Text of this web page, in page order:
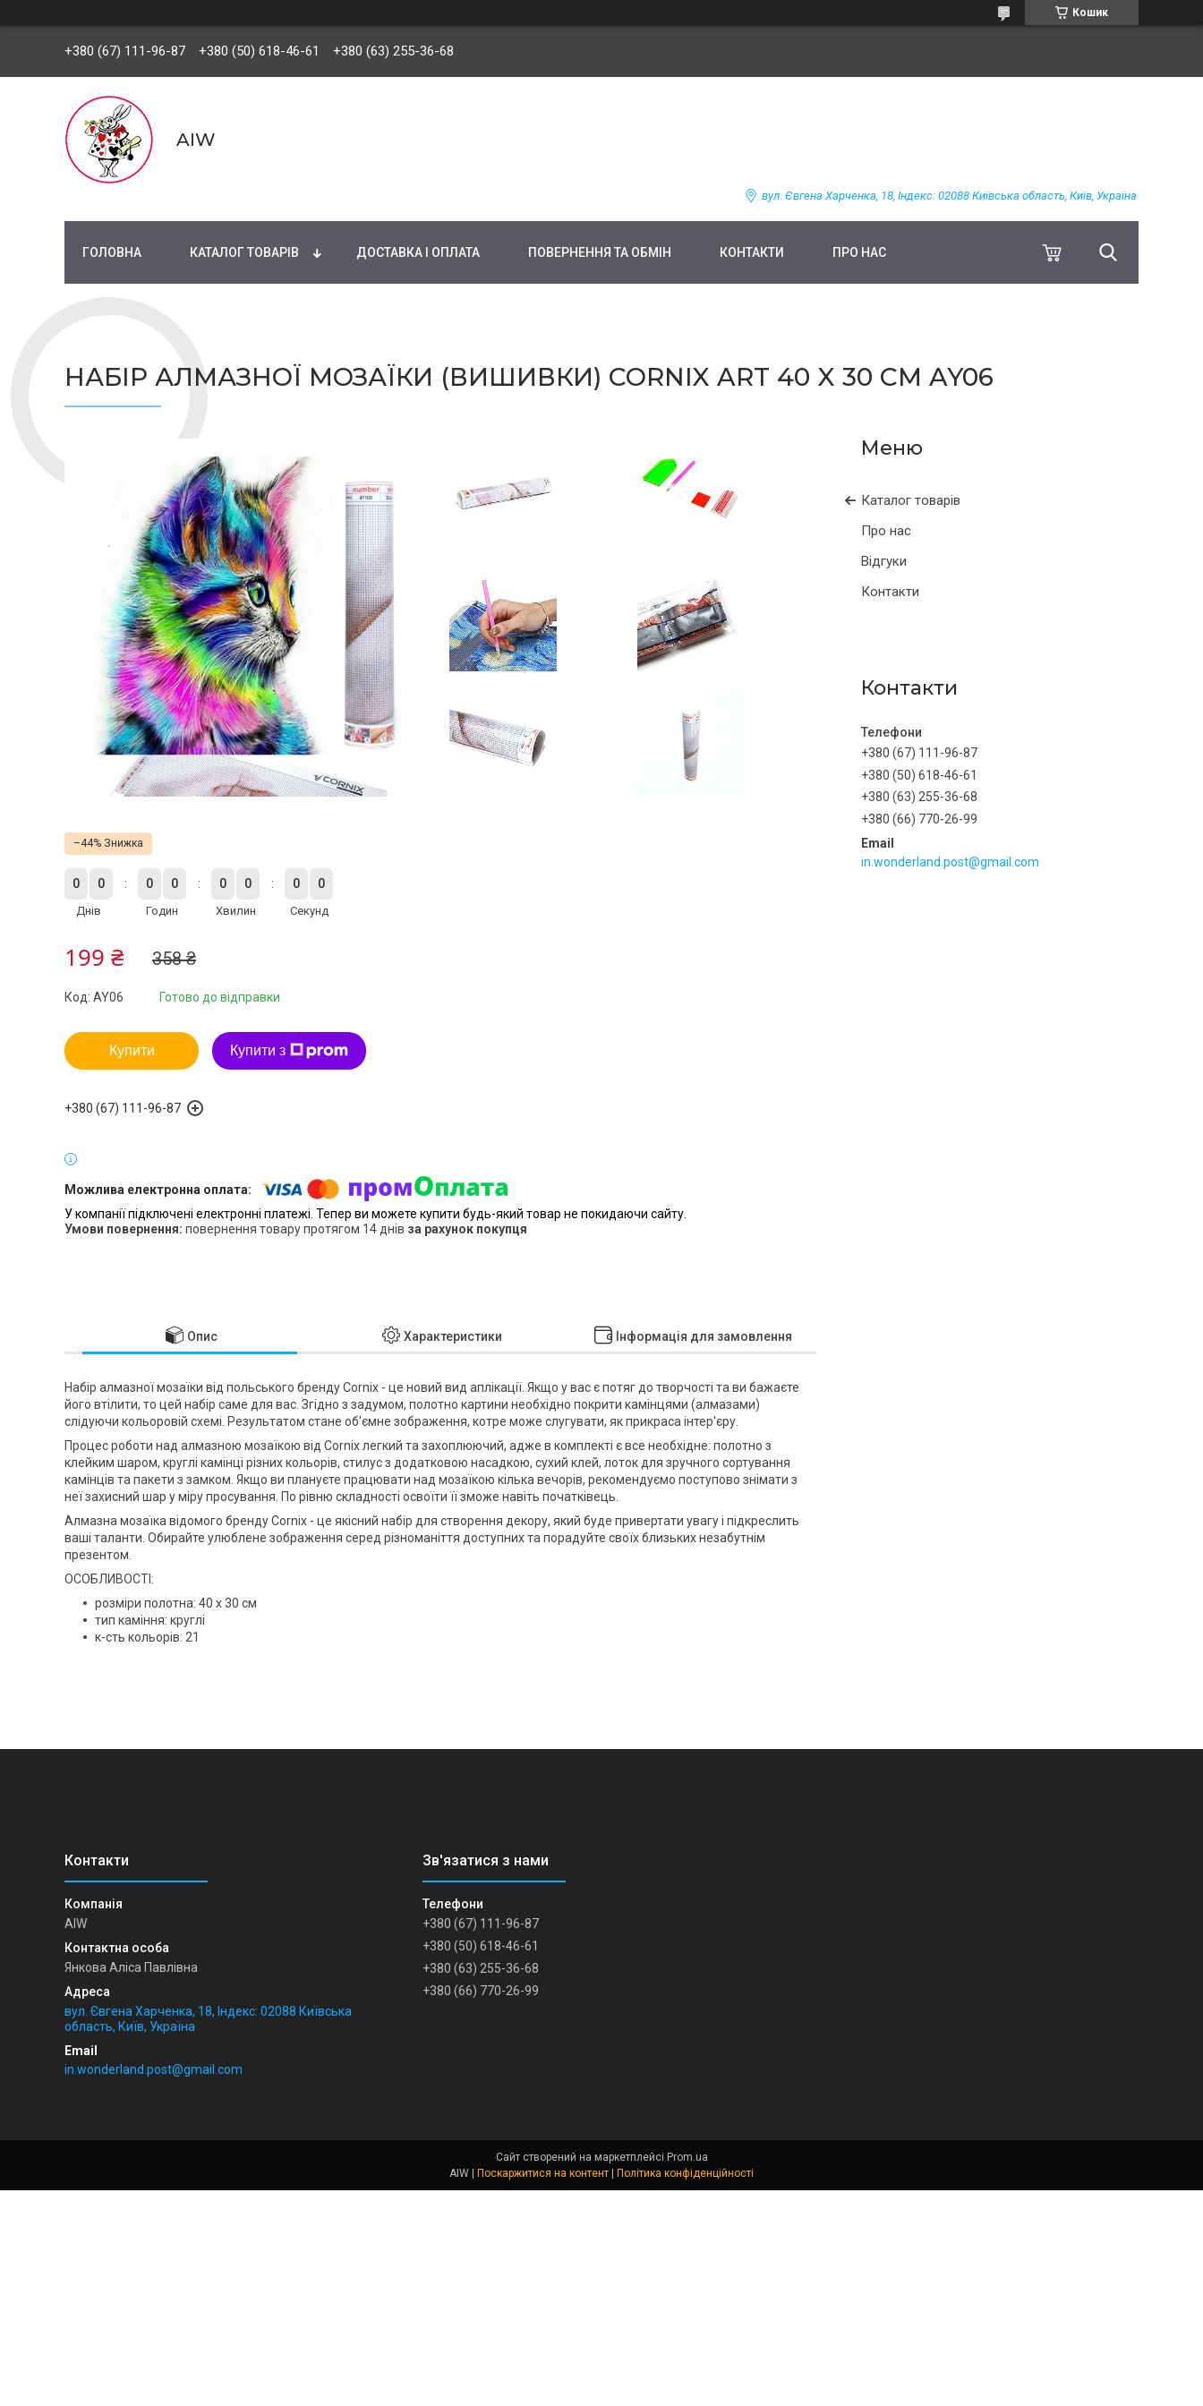
Кошик
+380 (67) 111-96-87 +380 (50) 618-46-61 +380 (63) 255-36-68
AIW
вул. Євгена Харченка, 18, Індекс: 02088 Київська область, Київ, Україна
ГОЛОВНА КАТАЛОГ ТОВАРІВ ДОСТАВКА І ОПЛАТА ПОВЕРНЕННЯ ТА ОБМІН КОНТАКТИ ПРО НАС
НАБІР АЛМАЗНОЇ МОЗАЇКИ (ВИШИВКИ) CORNIX ART 40 X 30 СМ AY06
Каталог товарів
Про нас
Відгуки
Контакти
Контакти
+380 (67) 111-96-87
+380 (50) 618-46-61
+380 (63) 255-36-68
+380 (66) 770-26-99
in.wonderland.post@gmail.com
–44%
0 0
Днів
0 0
Годин
0 0
Хвилин
0 0
Секунд
358 ₴
199 ₴
Готово до відправки
Код: AY06
Купити Купити з
+380 (67) 111-96-87
У компанії підключені електронні платежі. Тепер ви можете купити будь-який товар не покидаючи сайту.
повернення товару протягом 14 днів за рахунок покупця
Опис Характеристики Інформація для замовлення
Набір алмазної мозаїки від польського брендуCornix - це новий вид аплікації. Якщо у вас є потяг до творчості та ви бажаєте
його втілити, то цей набір саме для вас. Згідно з задумом, полотно картини необхідно покрити камінцями (алмазами)
слідуючи кольоровій схемі. Результатом стане об'ємне зображення, котре може слугувати, як прикраса інтер'єру.
Процес роботи над алмазною мозаїкою від Cornixлегкий та захоплюючий, адже в комплекті є все необхідне: полотно з
клейким шаром, круглі камінці різних кольорів, стилус з додатковою насадкою, сухий клей, лоток для зручного сортування
камінців та пакети з замком. Якщо ви плануєте працювати над мозаїкою кілька вечорів, рекомендуємо поступово знімати з
неї захисний шар у міру просування. По рівню складності освоїти її зможе навіть початківець.
Алмазна мозаїка відомого брендуCornix - це якісний набір для створення декору, який буде привертати увагу і підкреслить
ваші таланти. Обирайте улюблене зображення серед різноманіття доступних та порадуйте своїх близьких незабутнім
презентом.
ОСОБЛИВОСТІ:
розміри полотна: 40 x 30 см
тип каміння: круглі
к-сть кольорів: 21
AIW
Янкова Аліса Павлівна
вул. Євгена Харченка, 18, Індекс: 02088 Київська
область, Київ, Україна
in.wonderland.post@gmail.com
+380 (67) 111-96-87
+380 (50) 618-46-61
+380 (63) 255-36-68
+380 (66) 770-26-99
Сайт створений на маркетплейсі Prom.ua
AIW | Поскаржитися на контент | Політика конфіденційності